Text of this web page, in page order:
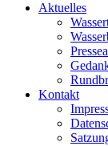
Aktuelles
Kontakt